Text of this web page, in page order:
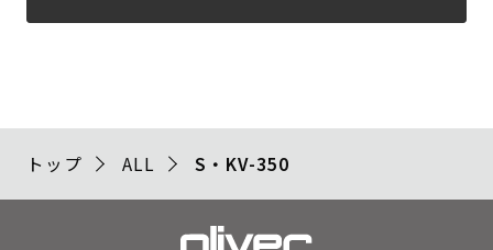
トップ ALL S・KV-350